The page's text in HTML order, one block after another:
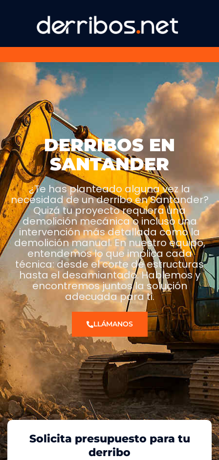
DERRIBOS EN
SANTANDER
¿Te has planteado alguna vez la
necesidad de un derribo en Santander?
Quizá tu proyecto requiera una
demolición mecánica o incluso una
intervención más detallada como la
demolición manual. En nuestro equipo,
entendemos lo que implica cada
técnica: desde el corte de estructuras
hasta el desamiantado. Hablemos y
encontremos juntos la solución
adecuada para ti.
LLÁMANOS
Solicita presupuesto para tu
derribo